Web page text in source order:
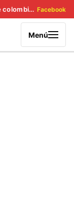
Marcha Digital · Noticias de Sucre y el Caribe colombiano Facebook
Menú